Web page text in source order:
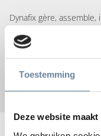
Toestemming
Deze website
Dynafix gère,
complexes de grandes